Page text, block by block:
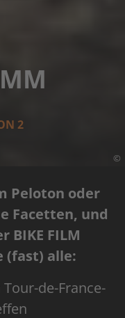
©
2
Peloton oder
Facetten, und
BIKE FILM
(fast) alle:
de-France-